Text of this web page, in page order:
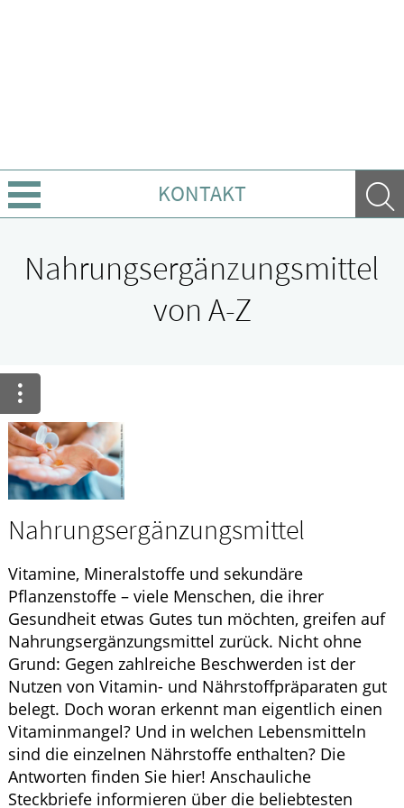
KONTAKT
Krankheiten & Therapie
GESUND IM ALTER
ELTERN UND KIND
Nahrungsergänzungsmittel
von A-Z
Nahrungsergänzungsmittel
Vitamine, Mineralstoffe und sekundäre
Pflanzenstoffe – viele Menschen, die ihrer
Gesundheit etwas Gutes tun möchten, greifen auf
Nahrungsergänzungsmittel zurück. Nicht ohne
Grund: Gegen zahlreiche Beschwerden ist der
Nutzen von Vitamin- und Nährstoffpräparaten gut
belegt. Doch woran erkennt man eigentlich einen
Vitaminmangel? Und in welchen Lebensmitteln
sind die einzelnen Nährstoffe enthalten? Die
Antworten finden Sie hier! Anschauliche
Steckbriefe informieren über die beliebtesten